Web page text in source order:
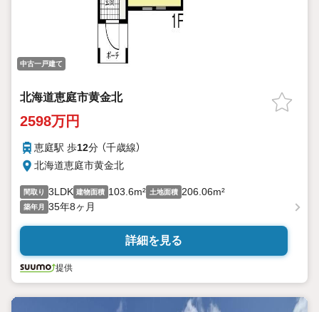
中古一戸建て
北海道恵庭市黄金北
2598万円
恵庭駅 歩12分 （千歳線）
北海道恵庭市黄金北
間取り 3LDK 建物面積 103.6m² 土地面積 206.06m²
築年月 35年8ヶ月
詳細を見る
提供